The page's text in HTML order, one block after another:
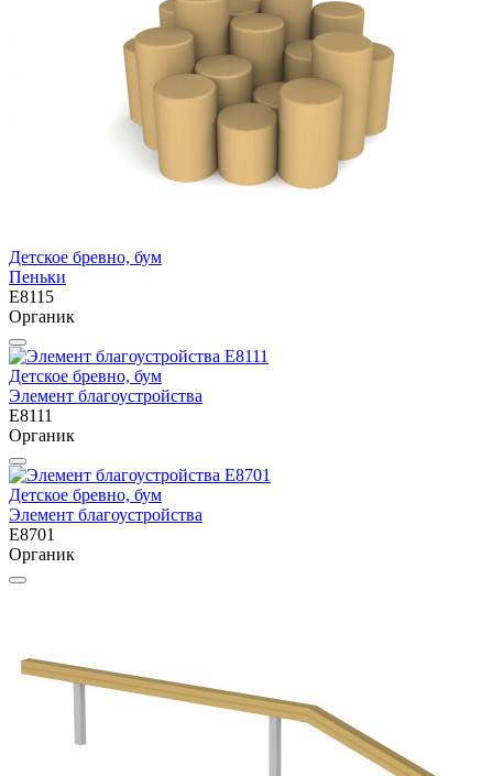
Детское бревно, бум
Пеньки
E8115
Органик
Детское бревно, бум
Элемент благоустройства
E8111
Органик
Детское бревно, бум
Элемент благоустройства
E8701
Органик